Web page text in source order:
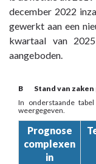
december 2022
gewerkt aan een
kwartaal van
aangeboden.
B Stand van zaken
In onderstaande
weergegeven.
Prognose
complexen
in